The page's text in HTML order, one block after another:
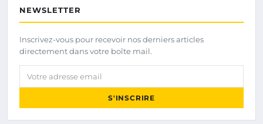
NEWSLETTER
Inscrivez-vous pour recevoir nos derniers articles
directement dans votre boîte mail.
Votre adresse email
S'INSCRIRE